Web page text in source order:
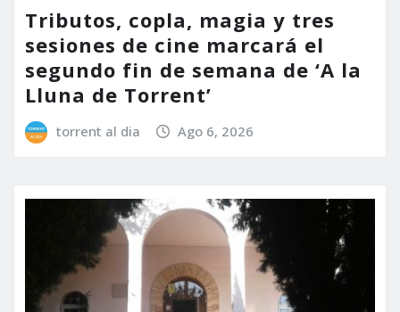
Tributos, copla, magia y tres
sesiones de cine marcará el
segundo fin de semana de ‘A la
Lluna de Torrent’
torrent al dia Ago 6, 2026